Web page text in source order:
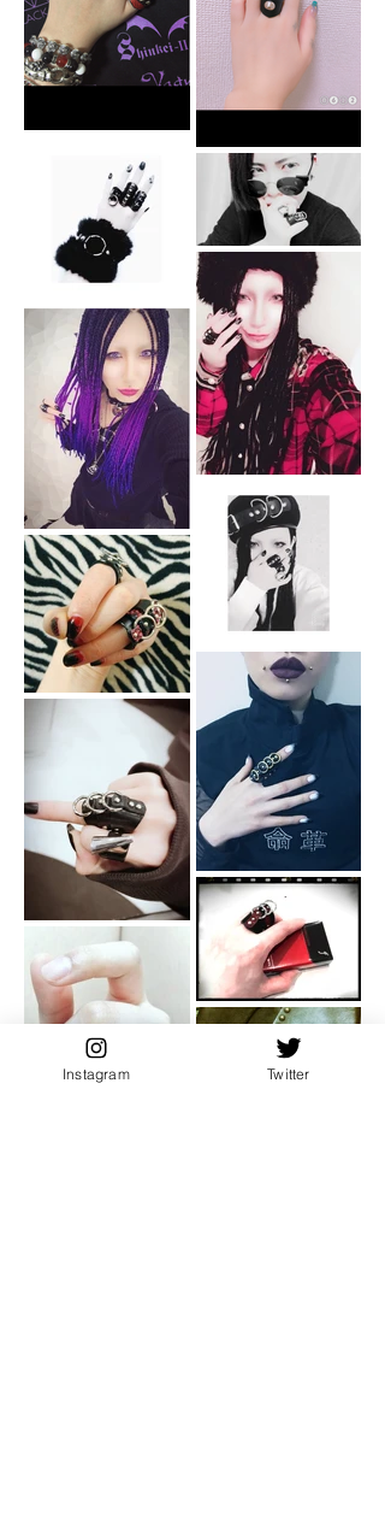
Instagram Twitter